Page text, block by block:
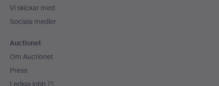
Vi skickar med
Sociala medier
Auctionet
Om Auctionet
Press
Lediga jobb